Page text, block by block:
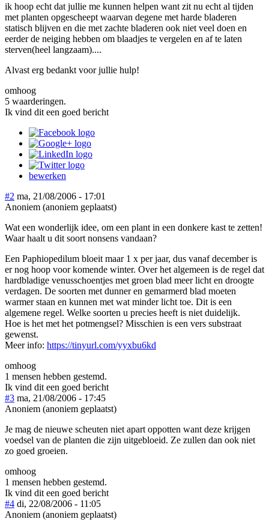
ik hoop echt dat jullie me kunnen helpen want zit nu echt al tijden
met planten opgescheept waarvan degene met harde bladeren
statisch blijven en die met zachte bladeren ook niet veel doen en
eerder de neiging hebben om blaadjes te vergelen en af te laten
sterven(heel langzaam)....
Alvast erg bedankt voor jullie hulp!
omhoog
5 waarderingen.
Ik vind dit een goed bericht
bewerken
#2 ma, 21/08/2006 - 17:01
Anoniem (anoniem geplaatst)
Wat een wonderlijk idee, om een plant in een donkere kast te zetten!
Waar haalt u dit soort nonsens vandaan?
Een Paphiopedilum bloeit maar 1 x per jaar, dus vanaf december is
er nog hoop voor komende winter. Over het algemeen is de regel dat
hardbladige venusschoentjes met groen blad meer licht en droogte
verdagen. De soorten met dunner en gemarmerd blad moeten
warmer staan en kunnen met wat minder licht toe. Dit is een
algemene regel. Welke soorten u precies heeft is niet duidelijk.
Hoe is het met het potmengsel? Misschien is een vers substraat
gewenst.
Meer info: https://tinyurl.com/yyxbu6kd
omhoog
1 mensen hebben gestemd.
Ik vind dit een goed bericht
#3 ma, 21/08/2006 - 17:45
Anoniem (anoniem geplaatst)
Je mag de nieuwe scheuten niet apart oppotten want deze krijgen
voedsel van de planten die zijn uitgebloeid. Ze zullen dan ook niet
zo goed groeien.
omhoog
1 mensen hebben gestemd.
Ik vind dit een goed bericht
#4 di, 22/08/2006 - 11:05
Anoniem (anoniem geplaatst)